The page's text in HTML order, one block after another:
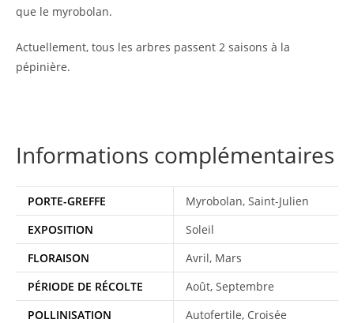
que le myrobolan.
Actuellement, tous les arbres passent 2 saisons à la
pépinière.
Informations complémentaires
PORTE-GREFFE
Myrobolan, Saint-Julien
EXPOSITION
Soleil
FLORAISON
Avril, Mars
PÉRIODE DE RÉCOLTE
Août, Septembre
POLLINISATION
Autofertile, Croisée